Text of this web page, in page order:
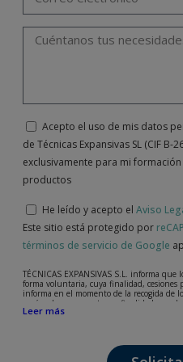
Acepto el uso de mis datos
de Técnicas Expansivas SL (CIF
exclusivamente para mi
productos
He leído y acepto el Aviso
Este sitio está protegido por
términos de servicio de Google
TÉCNICAS EXPANSIVAS S.L. informa
forma voluntaria, cuya finalidad, cesiones
informa en el momento de la recogida de
según el caso concreto, su finalidad,
su solicitud, queja o duda planteada,
Leer más